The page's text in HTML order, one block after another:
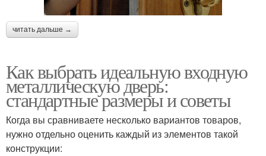
читать дальше →
Как выбрать идеальную входную
металлическую дверь:
стандартные размеры и советы
Когда вы сравниваете несколько вариантов товаров,
нужно отдельно оценить каждый из элементов такой
конструкции: